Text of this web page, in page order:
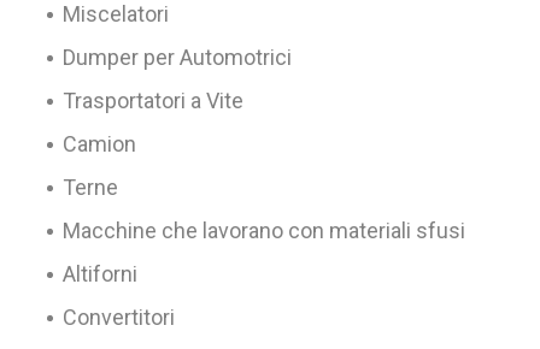
Miscelatori
Dumper per Automotrici
Trasportatori a Vite
Camion
Terne
Macchine che lavorano con materiali sfusi
Altiforni
Convertitori